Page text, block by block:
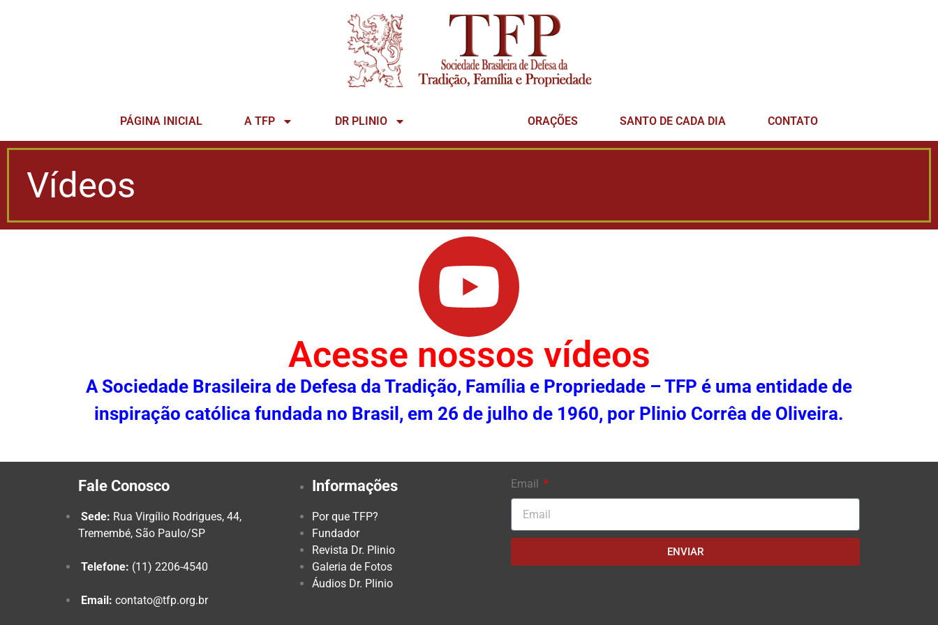
PÁGINA INICIAL A TFP DR PLINIO ORAÇÕES SANTO DE CADA DIA CONTATO
Vídeos
Acesse nossos vídeos
A Sociedade Brasileira de Defesa da Tradição, Família e Propriedade – TFP é uma entidade de
inspiração católica fundada no Brasil, em 26 de julho de 1960, por Plinio Corrêa de Oliveira.
Fale Conosco
Sede: Rua Virgílio Rodrigues, 44,
Tremembé, São Paulo/SP
Telefone: (11) 2206-4540
Email: contato@tfp.org.br
Informações
Por que TFP?
Fundador
Revista Dr. Plinio
Galeria de Fotos
Áudios Dr. Plinio
Email
ENVIAR